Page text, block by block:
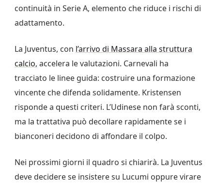
continuità in Serie A, elemento che riduce i rischi di
adattamento.
La Juventus, con l’arrivo di Massara alla struttura
calcio, accelera le valutazioni. Carnevali ha
tracciato le linee guida: costruire una formazione
vincente che difenda solidamente. Kristensen
risponde a questi criteri. L’Udinese non farà sconti,
ma la trattativa può decollare rapidamente se i
bianconeri decidono di affondare il colpo.
Nei prossimi giorni il quadro si chiarirà. La Juventus
deve decidere se insistere su Lucumi oppure virare